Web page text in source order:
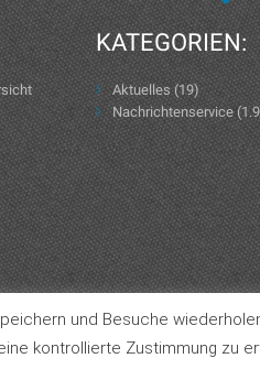
KATEGORIEN:
Aktuelles (19)
Nachrichtenservice
und Besuche
kontrollierte Zustimmung zu